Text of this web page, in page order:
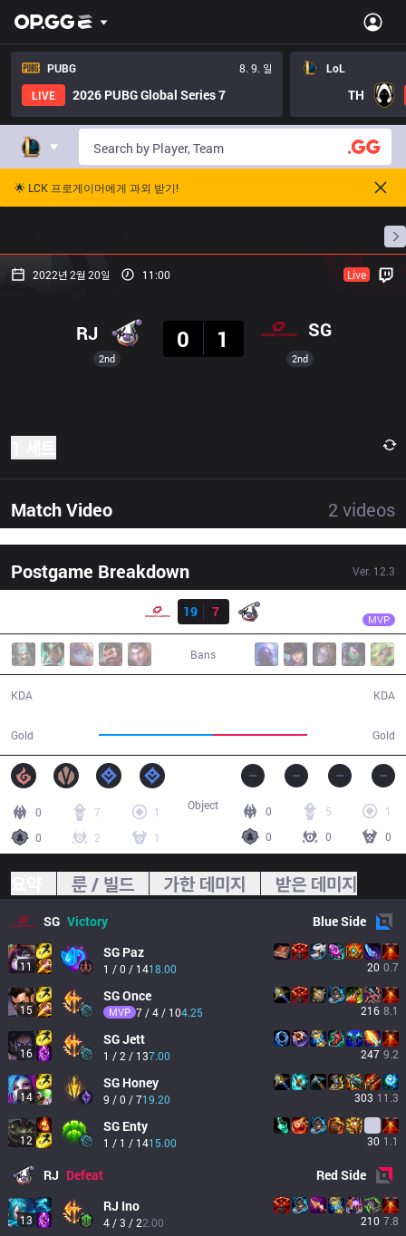
PUBG
8. 9. 일
LIVE
2026 PUBG Global Series 7
LoL
TH
🌟 LCK 프로게이머에게 과외 받기!
프로빌
2022년 2월 20일 11:00 Live
2nd
RJ
0
1 SG
2nd
Match Video 2 videos
Postgame Breakdown Ver. 12.3
19
7 MVP
Bans
KDA
Gold Gold
KDA
0 7
1
0
2 1
0 5
1
0
0 0
Object
룬 / 빌드 가한 데미지 받은 데미지
SG Victory BlueSide
11
SG Paz
1 / 0 / 1418.00 20 0.7
15
SGOnce
MVP 7 / 4 / 104.25 216 8.1
16
SGJett
1 / 2 / 137.00 247 9.2
14
SG Honey
9 / 0 / 719.20 303 11.3
12
SG Enty
1 / 1 / 1415.00 30 1.1
RJ Defeat RedSide
13
RJ Ino
4 / 3 / 22.00 210 7.8